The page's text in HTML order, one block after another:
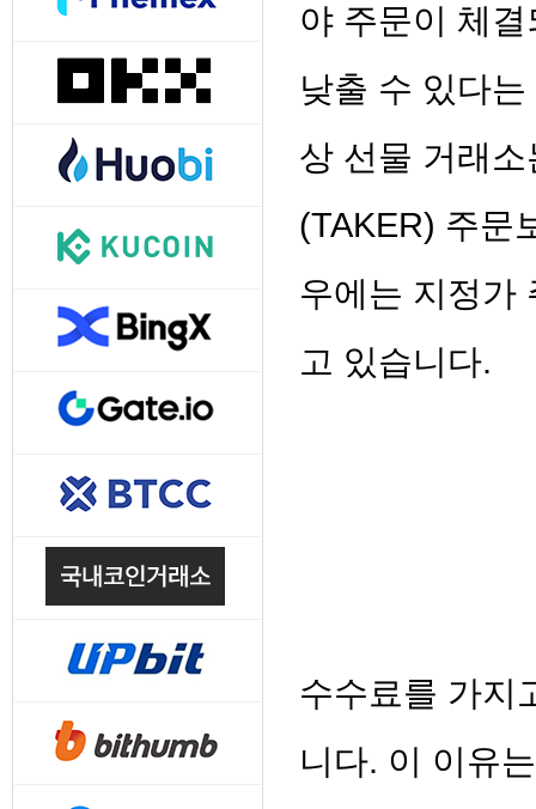
야 주문이 체
낮출 수 있다
상 선물 거래
(TAKER) 주문
우에는 지정가
고 있습니다.
수수료를 가지
니다. 이 이유